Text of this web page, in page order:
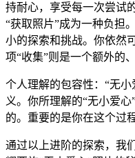
持耐心，享受每一次尝试
“获取照片”成为一种负担
小的探索和挑战。你依然
项“收集”则是一个额外的
个人理解的包容性：“无
义。你所理解的“无小爱
的。重要的是你在这个过
通过以上进阶的探索，我